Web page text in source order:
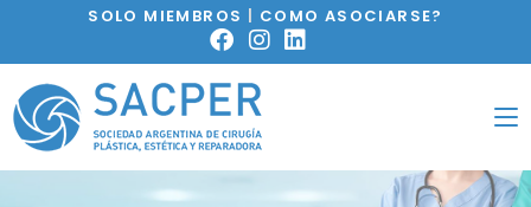
SOLO MIEMBROS | COMO ASOCIARSE?